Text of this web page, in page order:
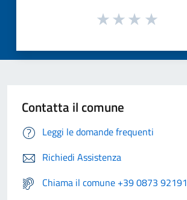
Contatta il comune
Leggi le domande frequenti
Richiedi Assistenza
Chiama il comune +39 0873 92191